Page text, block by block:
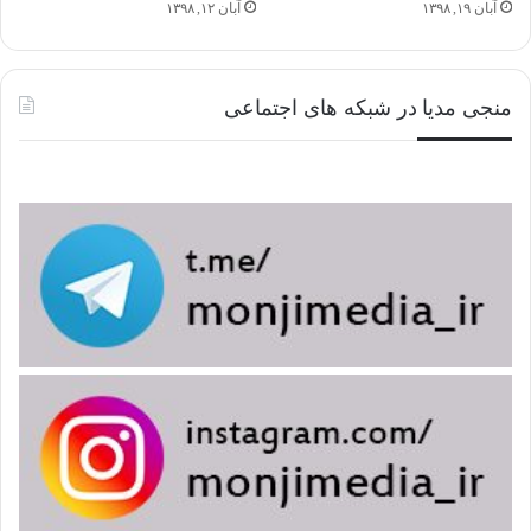
امام علی کنزالعمال نهج البلاغه
آبان ۱۹, ۱۳۹۸ آبان ۱۲, ۱۳۹۸
منجی مدیا در شبکه های اجتماعی